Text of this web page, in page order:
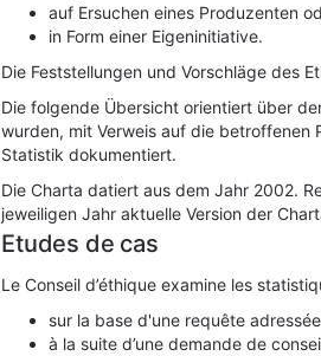
auf Ersuchen eines Produzenten
in Form einer Eigeninitiative.
Die Feststellungen und Vorschläge des
Die folgende Übersicht orientiert über
wurden, mit Verweis auf die betroffenen
Statistik dokumentiert.
Die Charta datiert aus dem Jahr 2002.
jeweiligen Jahr aktuelle Version der
Etudes de cas
Le Conseil d’éthique examine les
sur la base d'une requête
à la suite d’une demande de